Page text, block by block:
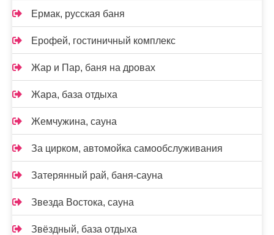
Ермак, русская баня
Ерофей, гостиничный комплекс
Жар и Пар, баня на дровах
Жара, база отдыха
Жемчужина, сауна
За цирком, автомойка самообслуживания
Затерянный рай, баня-сауна
Звезда Востока, сауна
Звёздный, база отдыха